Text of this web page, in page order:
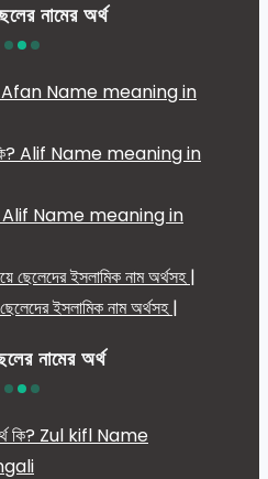
নামের অর্থ
Afan Name meaning in
Alif Name meaning in
ইসলামিক নাম অর্থসহ |
নামের অর্থ